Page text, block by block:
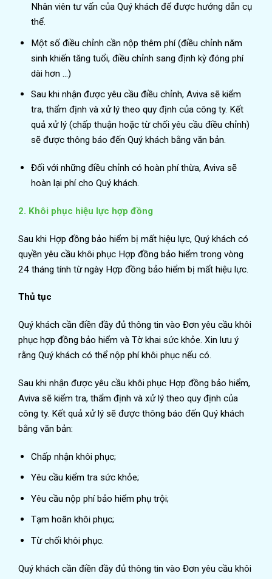
Nhân viên tư vấn của Quý khách để được hướng dẫn cụ
thể.
Một số điều chỉnh cần nộp thêm phí (điều chỉnh năm
sinh khiến tăng tuổi, điều chỉnh sang định kỳ đóng phí
dài hơn …)
Sau khi nhận được yêu cầu điều chỉnh, Aviva sẽ kiểm
tra, thẩm định và xử lý theo quy định của công ty. Kết
quả xử lý (chấp thuận hoặc từ chối yêu cầu điều chỉnh)
sẽ được thông báo đến Quý khách bằng văn bản.
Đối với những điều chỉnh có hoàn phí thừa, Aviva sẽ
hoàn lại phí cho Quý khách.
2. Khôi phục hiệu lực hợp đồng
Sau khi Hợp đồng bảo hiểm bị mất hiệu lực, Quý khách có
quyền yêu cầu khôi phục Hợp đồng bảo hiểm trong vòng
24 tháng tính từ ngày Hợp đồng bảo hiểm bị mất hiệu lực.
Thủ tục
Quý khách cần điền đầy đủ thông tin vào Đơn yêu cầu khôi
phục hợp đồng bảo hiểm và Tờ khai sức khỏe. Xin lưu ý
rằng Quý khách có thể nộp phí khôi phục nếu có.
Sau khi nhận được yêu cầu khôi phục Hợp đồng bảo hiểm,
Aviva sẽ kiểm tra, thẩm định và xử lý theo quy định của
công ty. Kết quả xử lý sẽ được thông báo đến Quý khách
bằng văn bản:
Chấp nhận khôi phục;
Yêu cầu kiểm tra sức khỏe;
Yêu cầu nộp phí bảo hiểm phụ trội;
Tạm hoãn khôi phục;
Từ chối khôi phục.
Quý khách cần điền đầy đủ thông tin vào Đơn yêu cầu khôi